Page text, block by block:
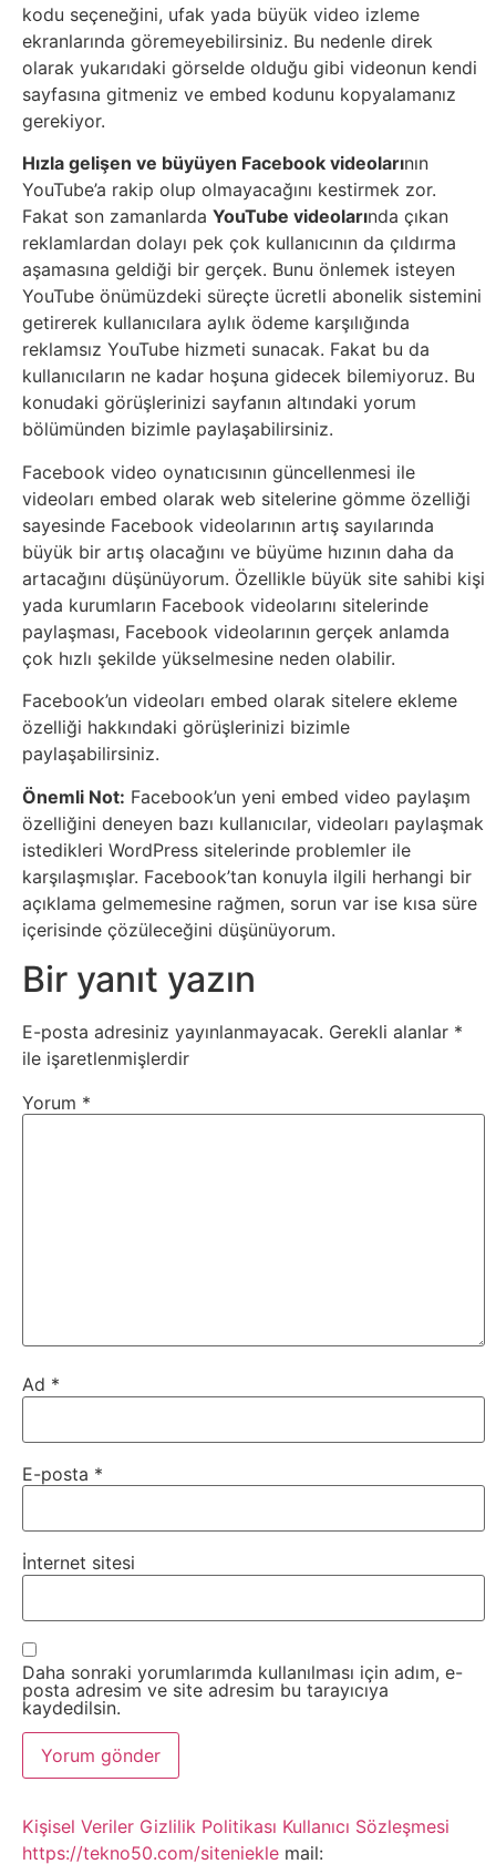
Felsefe
Finans
Genel
Gezi
Gizem
Grafik
&
Tasarım
Güvenlik
Haber
Hayvanlar
Hobi
Hosting
Hukuk
İnstagram
İnternet
İnternetten
Para
Kazanma
Sanat
Metaverse
Müzik
Oyun
Projeler
Fikirler
kodu seçeneğini, ufak yada büyük video izleme
ekranlarında göremeyebilirsiniz. Bu nedenle direk
olarak yukarıdaki görselde olduğu gibi videonun kendi
sayfasına gitmeniz ve embed kodunu kopyalamanız
gerekiyor.
Hızla gelişen ve büyüyen Facebook videolarının
YouTube’a rakip olup olmayacağını kestirmek zor.
Fakat son zamanlarda YouTube videolarında çıkan
reklamlardan dolayı pek çok kullanıcının da çıldırma
aşamasına geldiği bir gerçek. Bunu önlemek isteyen
YouTube önümüzdeki süreçte ücretli abonelik sistemini
getirerek kullanıcılara aylık ödeme karşılığında
reklamsız YouTube hizmeti sunacak. Fakat bu da
kullanıcıların ne kadar hoşuna gidecek bilemiyoruz. Bu
konudaki görüşlerinizi sayfanın altındaki yorum
bölümünden bizimle paylaşabilirsiniz.
Facebook video oynatıcısının güncellenmesi ile
videoları embed olarak web sitelerine gömme özelliği
sayesinde Facebook videolarının artış sayılarında
büyük bir artış olacağını ve büyüme hızının daha da
artacağını düşünüyorum. Özellikle büyük site sahibi kişi
yada kurumların Facebook videolarını sitelerinde
paylaşması, Facebook videolarının gerçek anlamda
çok hızlı şekilde yükselmesine neden olabilir.
Facebook’un videoları embed olarak sitelere ekleme
özelliği hakkındaki görüşlerinizi bizimle
paylaşabilirsiniz.
Önemli Not: Facebook’un yeni embed video paylaşım
özelliğini deneyen bazı kullanıcılar, videoları paylaşmak
istedikleri WordPress sitelerinde problemler ile
karşılaşmışlar. Facebook’tan konuyla ilgili herhangi bir
açıklama gelmemesine rağmen, sorun var ise kısa süre
içerisinde çözüleceğini düşünüyorum.
Bir yanıt yazın
E-posta adresiniz yayınlanmayacak. Gerekli alanlar *
ile işaretlenmişlerdir
Yorum *
Ad *
E-posta *
İnternet sitesi
Daha sonraki yorumlarımda kullanılması için adım, e-
posta adresim ve site adresim bu tarayıcıya
kaydedilsin.
Kişisel Veriler Gizlilik Politikası Kullanıcı Sözleşmesi
https://tekno50.com/siteniekle mail: